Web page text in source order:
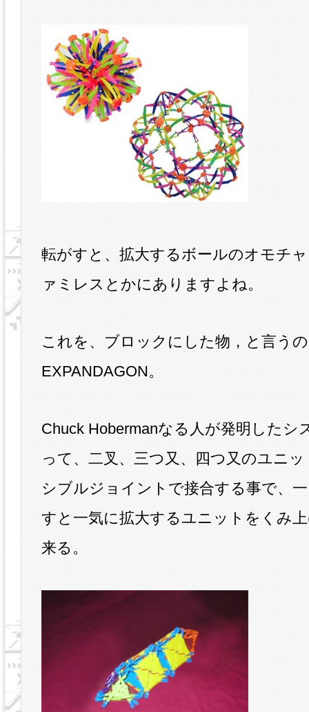
転がすと、拡大するボールのオモチ
ァミレスとかにありますよね。
これを、ブロックにした物，と言う
EXPANDAGON。
Chuck Hobermanなる人が発明したシ
って、二叉、三つ又、四つ又のユニ
シブルジョイントで接合する事で、
すと一気に拡大するユニットをくみ
来る。